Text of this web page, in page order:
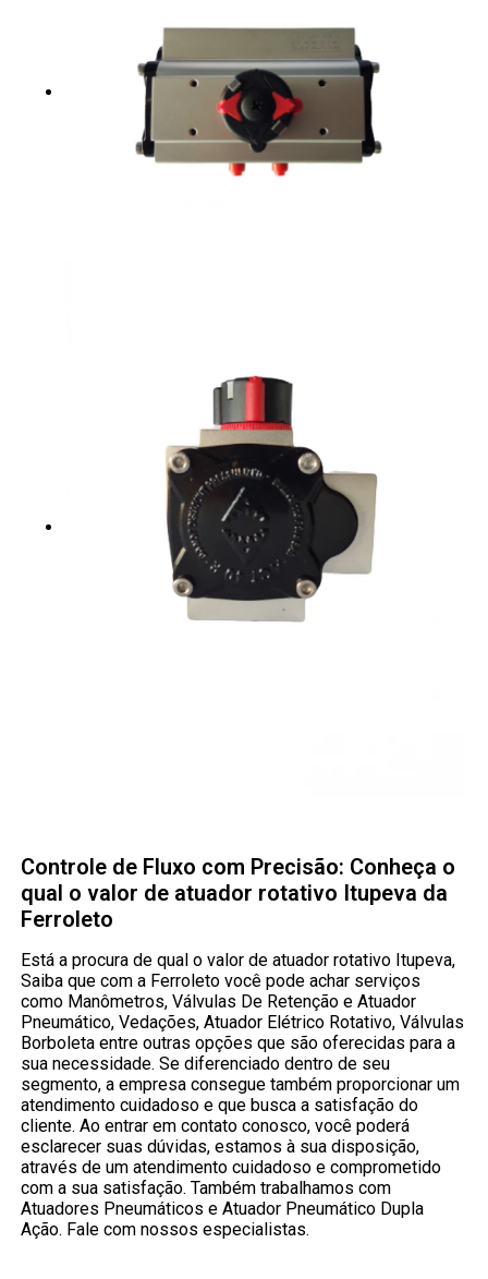
Controle de Fluxo com Precisão: Conheça o
qual o valor de atuador rotativo Itupeva da
Ferroleto
Está a procura de qual o valor de atuador rotativo Itupeva,
Saiba que com a Ferroleto você pode achar serviços
como Manômetros, Válvulas De Retenção e Atuador
Pneumático, Vedações, Atuador Elétrico Rotativo, Válvulas
Borboleta entre outras opções que são oferecidas para a
sua necessidade. Se diferenciado dentro de seu
segmento, a empresa consegue também proporcionar um
atendimento cuidadoso e que busca a satisfação do
cliente. Ao entrar em contato conosco, você poderá
esclarecer suas dúvidas, estamos à sua disposição,
através de um atendimento cuidadoso e comprometido
com a sua satisfação. Também trabalhamos com
Atuadores Pneumáticos e Atuador Pneumático Dupla
Ação. Fale com nossos especialistas.